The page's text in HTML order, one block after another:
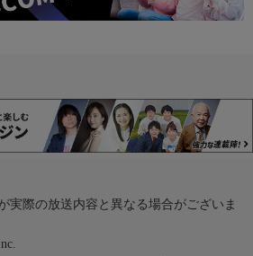
実際の放送内容と異なる場合がございま